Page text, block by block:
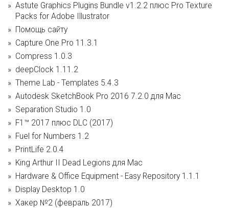
Astute Graphics Plugins Bundle v1.2.2 плюс Pro Texture
Packs for Adobe Illustrator
Помощь сайту
Capture One Pro 11.3.1
Compress 1.0.3
deepClock 1.11.2
Theme Lab - Templates 5.4.3
Autodesk SketchBook Pro 2016 7.2.0 для Mac
Separation Studio 1.0
F1™ 2017 плюс DLC (2017)
Fuel for Numbers 1.2
PrintLife 2.0.4
King Arthur II Dead Legions для Mac
Hardware & Office Equipment - Easy Repository 1.1.1
Display Desktop 1.0
Хакер №2 (февраль 2017)